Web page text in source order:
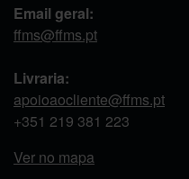
Email geral:
ffms@ffms.pt
Livraria:
apoioaocliente@ffms.pt
+351 219 381 223
Ver no mapa